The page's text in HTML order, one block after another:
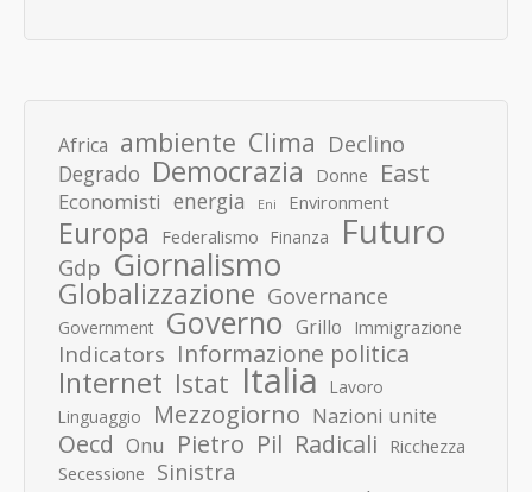
Africa ambiente Clima Declino
Degrado Democrazia Donne East
Economisti energia Eni Environment
Europa Federalismo Finanza Futuro
Gdp Giornalismo
Globalizzazione Governance
Government Governo Grillo Immigrazione
Indicators Informazione politica
Internet Istat Italia
Lavoro
Linguaggio
Mezzogiorno Nazioni unite
Oecd Onu Pietro Pil Radicali Ricchezza
Secessione Sinistra